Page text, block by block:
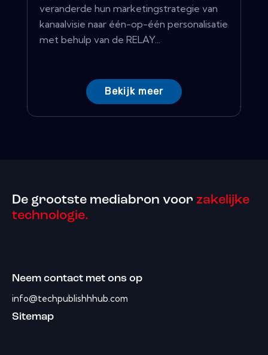
veranderde hun marketingstrategie van
kanaalvisie naar één-op-één personalisatie
met behulp van de RELAY...
Bekijk meer
De grootste mediabron voor zakelijke
technologie.
Neem contact met ons op
info@techpublishhhub.com
Sitemap